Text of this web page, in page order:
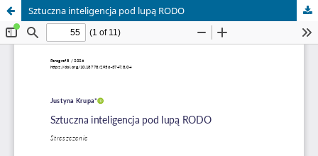
Sztuczna inteligencja pod lupą RODO